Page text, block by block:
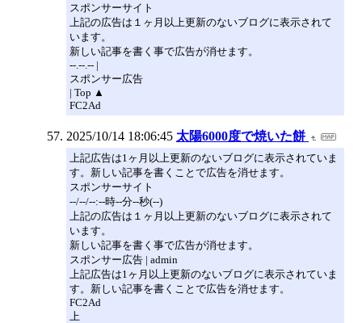
スポンサーサイト
上記の広告は１ヶ月以上更新のないブログに表示されて
います。
新しい記事を書く事で広告が消せます。
--.--.-- |
スポンサー広告
| Top ▲
FC2Ad
2025/10/14 18:06:45 太陽6000度で焼いた餅
上記広告は1ヶ月以上更新のないブログに表示されていま
す。新しい記事を書くことで広告を消せます。
スポンサーサイト
--/--/--:--時--分--秒(--)
上記の広告は１ヶ月以上更新のないブログに表示されて
います。
新しい記事を書く事で広告が消せます。
スポンサー広告 | admin
上記広告は1ヶ月以上更新のないブログに表示されていま
す。新しい記事を書くことで広告を消せます。
FC2Ad
上